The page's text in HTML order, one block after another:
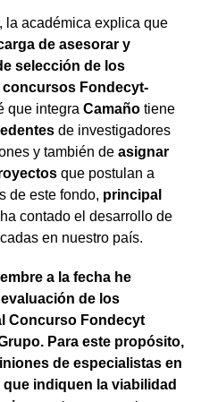
la académica explica que
de asesorar y
selección de los
Fondecyt-
que integra Camaño tiene
de investigadores
y también de asignar
que postulan a
de este fondo, principal
contado el desarrollo de
en nuestro país.
a la fecha he
de los
Concurso Fondecyt
Para este propósito,
de especialistas en
indiquen la viabilidad